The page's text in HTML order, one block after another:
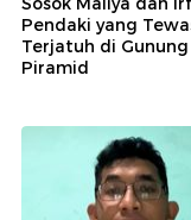
Pendaki yang
Terjatuh di Gunung
Piramid